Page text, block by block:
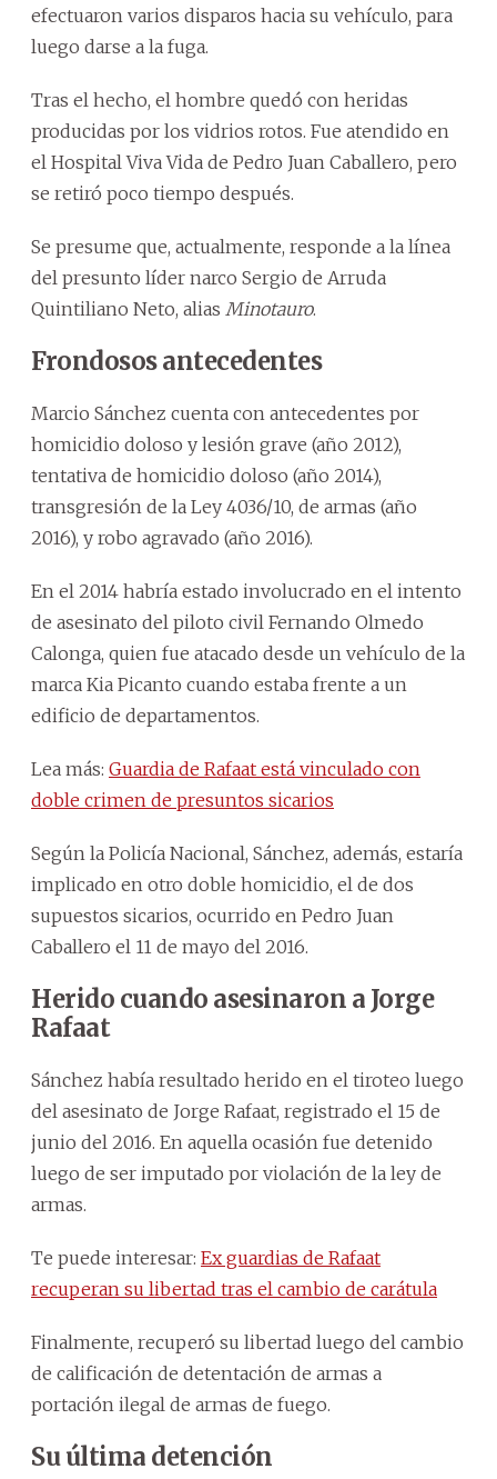
efectuaron varios disparos hacia su vehículo, para
luego darse a la fuga.
Tras el hecho, el hombre quedó con heridas
producidas por los vidrios rotos. Fue atendido en
el Hospital Viva Vida de Pedro Juan Caballero, pero
se retiró poco tiempo después.
Se presume que, actualmente, responde a la línea
del presunto líder narco Sergio de Arruda
Quintiliano Neto, alias Minotauro.
Frondosos antecedentes
Marcio Sánchez cuenta con antecedentes por
homicidio doloso y lesión grave (año 2012),
tentativa de homicidio doloso (año 2014),
transgresión de la Ley 4036/10, de armas (año
2016), y robo agravado (año 2016).
En el 2014 habría estado involucrado en el intento
de asesinato del piloto civil Fernando Olmedo
Calonga, quien fue atacado desde un vehículo de la
marca Kia Picanto cuando estaba frente a un
edificio de departamentos.
Lea más: Guardia de Rafaat está vinculado con
doble crimen de presuntos sicarios
Según la Policía Nacional, Sánchez, además, estaría
implicado en otro doble homicidio, el de dos
supuestos sicarios, ocurrido en Pedro Juan
Caballero el 11 de mayo del 2016.
Herido cuando asesinaron a Jorge
Rafaat
Sánchez había resultado herido en el tiroteo luego
del asesinato de Jorge Rafaat, registrado el 15 de
junio del 2016. En aquella ocasión fue detenido
luego de ser imputado por violación de la ley de
armas.
Te puede interesar: Ex guardias de Rafaat
recuperan su libertad tras el cambio de carátula
Finalmente, recuperó su libertad luego del cambio
de calificación de detentación de armas a
portación ilegal de armas de fuego.
Su última detención